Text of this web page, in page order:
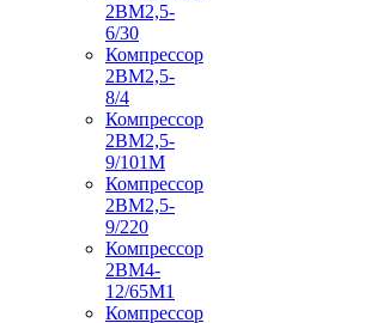
2ВМ2,5-
6/30
Компрессор
2ВМ2,5-
8/4
Компрессор
2ВМ2,5-
9/101М
Компрессор
2ВМ2,5-
9/220
Компрессор
2ВМ4-
12/65М1
Компрессор